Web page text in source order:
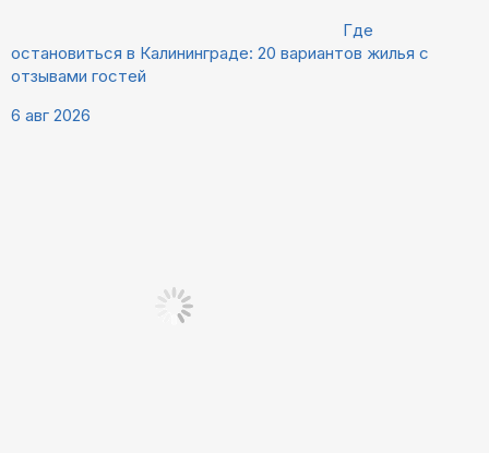
Где
остановиться в Калининграде: 20 вариантов жилья с
отзывами гостей
6 авг 2026